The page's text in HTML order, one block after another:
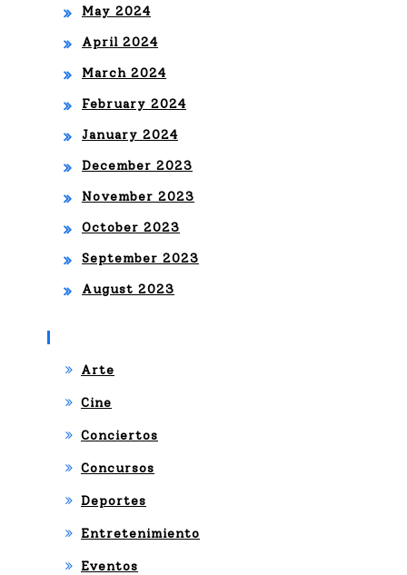
May 2024
April 2024
March 2024
February 2024
January 2024
December 2023
November 2023
October 2023
September 2023
August 2023
Arte
Cine
Conciertos
Concursos
Deportes
Entretenimiento
Eventos